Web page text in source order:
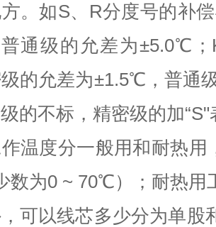
。如S、R分度号的补
通级的允差为±5.0℃
的允差为±1.5℃，普通
的不标，精密级的加“S"
度分一般用和耐热用
数为0 ~ 70℃）；耐热用
以线芯多少分为单股